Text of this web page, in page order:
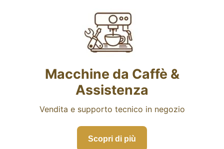
Macchine da Caffè &
Assistenza
Vendita e supporto tecnico in negozio
Scopri di più